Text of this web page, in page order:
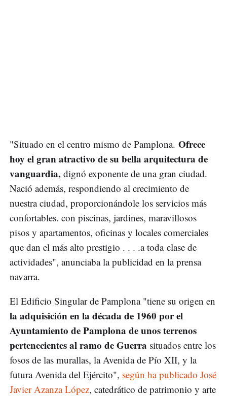
"Situado en el centro mismo de Pamplona. Ofrece
hoy el gran atractivo de su bella arquitectura de
vanguardia, dignó exponente de una gran ciudad.
Nació además, respondiendo al crecimiento de
nuestra ciudad, proporcionándole los servicios más
confortables. con piscinas, jardines, maravillosos
pisos y apartamentos, oficinas y locales comerciales
que dan el más alto prestigio . . . .a toda clase de
actividades", anunciaba la publicidad en la prensa
navarra.
El Edificio Singular de Pamplona "tiene su origen en
la adquisición en la década de 1960 por el
Ayuntamiento de Pamplona de unos terrenos
pertenecientes al ramo de Guerra situados entre los
fosos de las murallas, la Avenida de Pío XII, y la
futura Avenida del Ejército", según ha publicado José
Javier Azanza López, catedrático de patrimonio y arte